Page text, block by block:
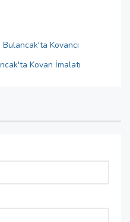
Bulancak'ta Kovancı
Kovan İmalatı